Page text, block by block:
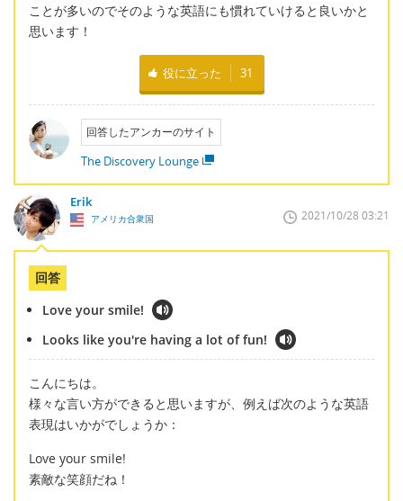
ことが多いのでそのような英語にも慣れていけると良いかと
思います！
役に立った 31
回答したアンカーのサイト
The Discovery Lounge
Erik
アメリカ合衆国 2021/10/28 03:21
回答
Love your smile!
Looks like you're having a lot of fun!
こんにちは。
様々な言い方ができると思いますが、例えば次のような英語
表現はいかがでしょうか：
Love your smile!
素敵な笑顔だね！